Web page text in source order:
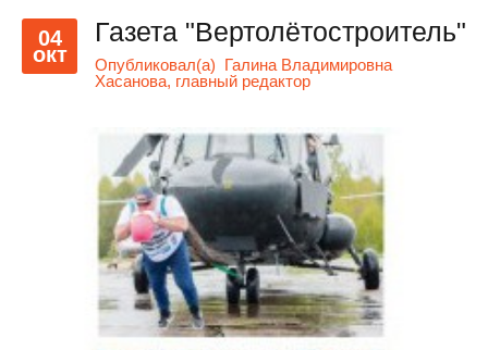
04
окт
Газета "Вертолётостроитель"
Опубликовал(а) Галина Владимировна
Хасанова, главный редактор